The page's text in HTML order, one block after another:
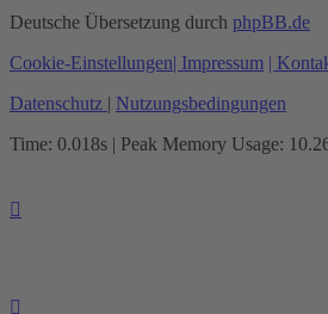
Deutsche Übersetzung durch phpBB.de
Cookie-Einstellungen| Impressum |
Datenschutz | Nutzungsbedingungen
Time: 0.018s | Peak Memory Usage: